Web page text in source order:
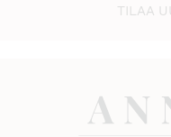
TILAA